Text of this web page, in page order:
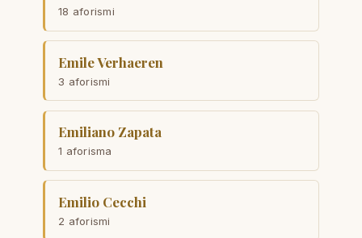
18 aforismi
Emile Verhaeren
3 aforismi
Emiliano Zapata
1 aforisma
Emilio Cecchi
2 aforismi